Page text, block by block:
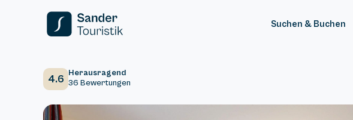
Suchen & Buchen
4.6 Herausragend
36 Bewertungen